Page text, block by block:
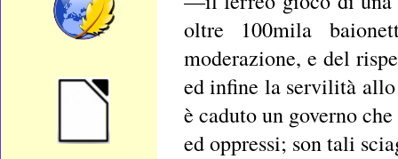
oltre 100mila
moderazione, e del
ed infine la servilità
è caduto un governo
ed oppressi; son tali